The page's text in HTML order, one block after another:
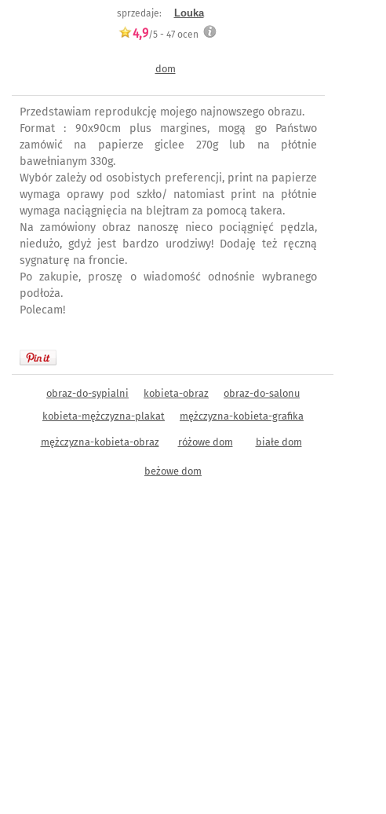
sprzedaje: Louka
4,9/5 - 47ocen
dom
Przedstawiam reprodukcję mojego najnowszego obrazu.
Format : 90x90cm plus margines, mogą go Państwo
zamówić na papierze giclee 270g lub na płótnie
bawełnianym 330g.
Wybór zależy od osobistych preferencji, print na papierze
wymaga oprawy pod szkło/ natomiast print na płótnie
wymaga naciągnięcia na blejtram za pomocą takera.
Na zamówiony obraz nanoszę nieco pociągnięć pędzla,
niedużo, gdyż jest bardzo urodziwy! Dodaję też ręczną
sygnaturę na froncie.
Po zakupie, proszę o wiadomość odnośnie wybranego
podłoża.
Polecam!
obraz-do-sypialni kobieta-obraz
obraz-do-salonu
kobieta-mężczyzna-plakat
mężczyzna-kobieta-grafika
mężczyzna-kobieta-obraz różowe dom białe dom
beżowe dom